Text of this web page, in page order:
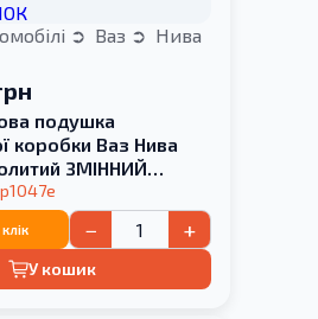
Ваз
Нива
подушка
коробки Ваз Нива
ЗМІННИЙ
− +
У кошик